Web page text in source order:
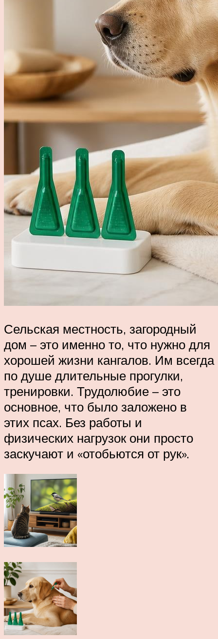
Сельская местность, загородный
дом – это именно то, что нужно для
хорошей жизни кангалов. Им всегда
по душе длительные прогулки,
тренировки. Трудолюбие – это
основное, что было заложено в
этих псах. Без работы и
физических нагрузок они просто
заскучают и «отобьются от рук».